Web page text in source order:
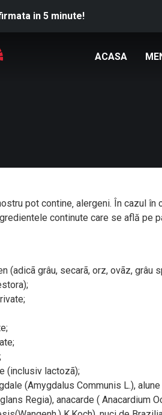
in 5 minute!
ACASA
pot contine‚ alergeni. În cazul
continute care se află pe
(adicã grâu, secarã, orz, ovãz, grâu
(inclusiv lactozã);
(Amygdalus Communis L.),
Regia), anacarde ( Anacardium